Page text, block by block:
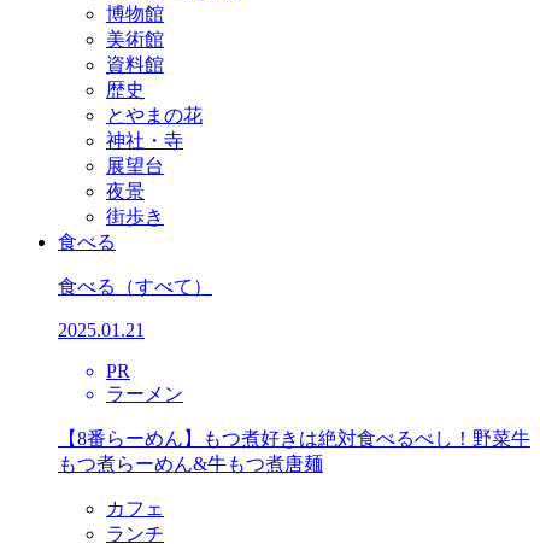
博物館
美術館
資料館
歴史
とやまの花
神社・寺
展望台
夜景
街歩き
食べる
食べる （すべて）
2025.01.21
PR
ラーメン
【8番らーめん】もつ煮好きは絶対食べるべし！野菜牛
もつ煮らーめん&牛もつ煮唐麺
カフェ
ランチ